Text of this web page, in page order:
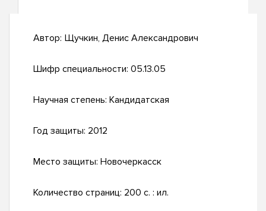
Автор: Щучкин, Денис Александрович
Шифр специальности: 05.13.05
Научная степень: Кандидатская
Год защиты: 2012
Место защиты: Новочеркасск
Количество страниц: 200 с. : ил.